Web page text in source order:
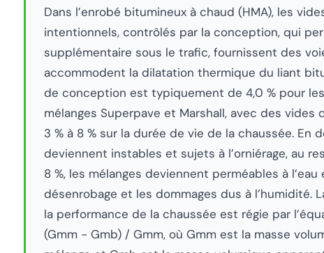
Dans l’enrobé bitumineux à chaud (HMA), les
intentionnels, contrôlés par la conception, qui
supplémentaire sous le trafic, fournissent des
accommodent la dilatation thermique du liant
de conception est typiquement de 4,0 % pour
mélanges Superpave et Marshall, avec des
3 % à 8 % sur la durée de vie de la chaussée. En
deviennent instables et sujets à l’orniérage, au
8 %, les mélanges deviennent perméables à l’eau
désenrobage et les dommages dus à l’humidité.
la performance de la chaussée est régie par
(Gmm − Gmb) / Gmm, où Gmm est la masse